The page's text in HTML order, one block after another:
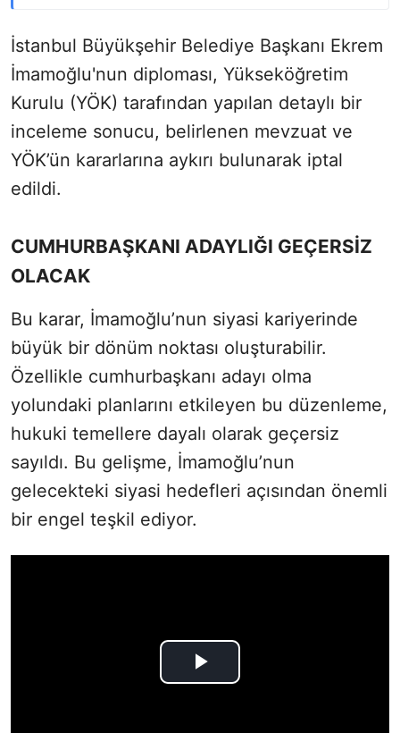
İstanbul Büyükşehir Belediye Başkanı Ekrem
İmamoğlu'nun diploması, Yükseköğretim
Kurulu (YÖK) tarafından yapılan detaylı bir
inceleme sonucu, belirlenen mevzuat ve
YÖK’ün kararlarına aykırı bulunarak iptal
edildi.
CUMHURBAŞKANI ADAYLIĞI GEÇERSİZ
OLACAK
Bu karar, İmamoğlu’nun siyasi kariyerinde
büyük bir dönüm noktası oluşturabilir.
Özellikle cumhurbaşkanı adayı olma
yolundaki planlarını etkileyen bu düzenleme,
hukuki temellere dayalı olarak geçersiz
sayıldı. Bu gelişme, İmamoğlu’nun
gelecekteki siyasi hedefleri açısından önemli
bir engel teşkil ediyor.